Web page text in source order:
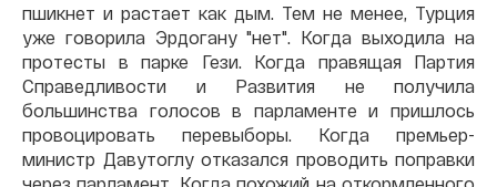
пшикнет и растает как дым. Тем не менее, Турция
уже говорила Эрдогану "нет". Когда выходила на
протесты в парке Гези. Когда правящая Партия
Справедливости и Развития не получила
большинства голосов в парламенте и пришлось
провоцировать перевыборы. Когда премьер-
министр Давутоглу отказался проводить поправки